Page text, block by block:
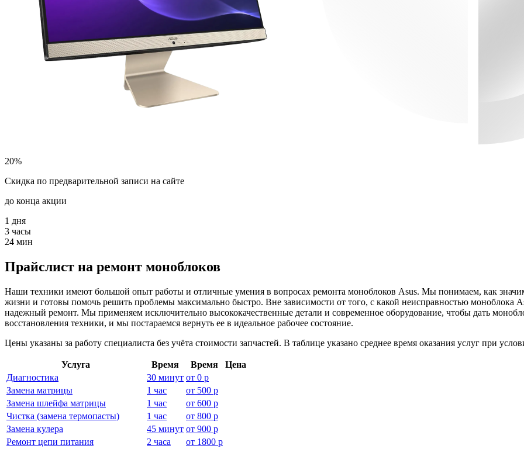
20%
Скидка по предварительной записи на сайте
до конца акции
1 дня
3 часы
24 мин
Прайслист на ремонт моноблоков
Наши техники имеют большой опыт работы и отличные умения в вопросах ремонта моноблоков Asus. Мы понимаем, как
жизни и готовы помочь решить проблемы максимально быстро. Вне зависимости от того, с какой неисправностью моноблока
надежный ремонт. Мы применяем исключительно высококачественные детали и современное оборудование, чтобы дать
восстановления техники, и мы постараемся вернуть ее в идеальное рабочее состояние.
Цены указаны за работу специалиста без учёта стоимости запчастей. В таблице указано среднее время оказания услуг при
Услуга Время Время
Цена
Диагностика
30 минут от 0 р
Замена матрицы
1 час от 500 р
Замена шлейфа матрицы
1 час от 600 р
Чистка (замена термопасты)
1 час от 800 р
Замена кулера
45 минут от 900 р
Ремонт цепи питания
2 часа от 1800 р